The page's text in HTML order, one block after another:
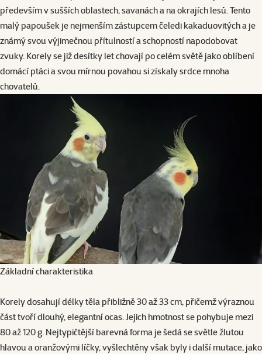
především v sušších oblastech, savanách a na okrajích lesů. Tento
malý papoušek je nejmenším zástupcem čeledi kakaduovitých a je
známý svou výjimečnou přítulností a schopností napodobovat
zvuky. Korely se již desítky let chovají po celém světě jako oblíbení
domácí ptáci a svou mírnou povahou si získaly srdce mnoha
chovatelů.
Základní charakteristika
Korely dosahují délky těla přibližně 30 až 33 cm, přičemž výraznou
část tvoří dlouhý, elegantní ocas. Jejich hmotnost se pohybuje mezi
80 až 120 g. Nejtypičtější barevná forma je šedá se světle žlutou
hlavou a oranžovými líčky, vyšlechtěny však byly i další mutace, jako